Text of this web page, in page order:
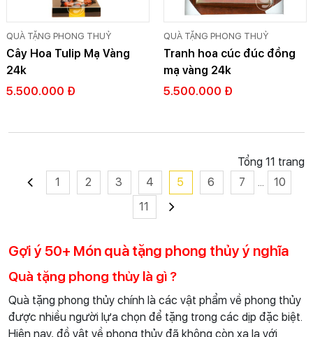
QUÀ TẶNG PHONG THUỶ
Cây Hoa Tulip Mạ Vàng
24k
5.500.000 Đ
QUÀ TẶNG PHONG THUỶ
Tranh hoa cúc đúc đồng
mạ vàng 24k
5.500.000 Đ
Tổng 11 trang
1
2 3 4 5 6 7 ...
10
11
Gợi ý 50+ Món quà tặng phong thủy ý nghĩa
Quà tặng phong thủy là gì ?
Quà tặng phong thủy chính là các vật phẩm về phong thủy
được nhiều người lựa chọn để tặng trong các dịp đặc biệt.
Hiện nay, đồ vật về phong thủy đã không còn xa lạ với